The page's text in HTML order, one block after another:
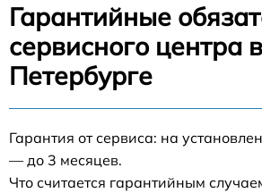
Гарантийные
сервисного центра
Петербурге
Гарантия от сервиса: на
— до 3 месяцев.
Что считается гарантийным